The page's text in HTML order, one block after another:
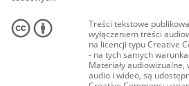
Treści tekstowe
wyłączeniem treści
na licencji typu Creative
- na tych samych
Materiały audiowizualne,
audio i wideo, są